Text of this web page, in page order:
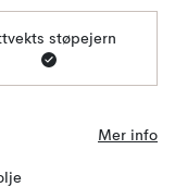
støpejern
Mer info